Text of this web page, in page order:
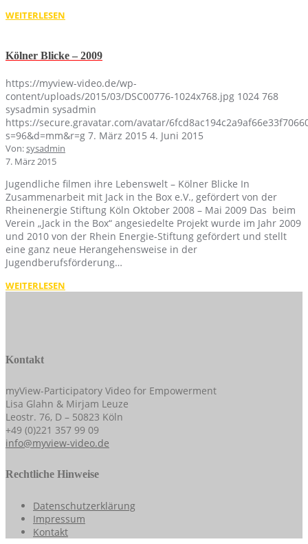
WEITERLESEN
Kölner Blicke – 2009
https://myview-video.de/wp-
content/uploads/2015/03/DSC00776-1024x768.jpg 1024 768
sysadmin sysadmin
https://secure.gravatar.com/avatar/
s=96&d=mm&r=g 7. März 2015 4. Juni 2015
Von:sysadmin
7. März 2015
Jugendliche filmen ihre Lebenswelt – Kölner Blicke In
Zusammenarbeit mit Jack in the Box e.V., gefördert von der
Rheinenergie Stiftung Köln Oktober 2008 – Mai 2009 Das beim
Verein „Jack in the Box“ angesiedelte Projekt wurde im Jahr 2009
und 2010 von der Rhein Energie-Stiftung gefördert und stellt
eine ganz neue Herangehensweise in der
Jugendberufsförderung…
WEITERLESEN
Kontakt
myView-Participatory Video for Empowerment
Lisa Glahn & Mirjam Leuze
Leostr. 76, D – 50823 Köln
+49 (0)221 357 99 09
info@myview-video.de
Rechtliche Hinweise
Datenschutzerklärung
Impressum
Kontakt